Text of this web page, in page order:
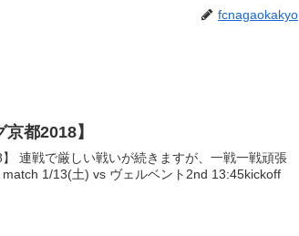
fcnagaokakyo
都2018】
連戦で厳しい戦いが続きますが、一戦一戦頑張
1/13(土) vs ヴェルベント2nd 13:45kickoff